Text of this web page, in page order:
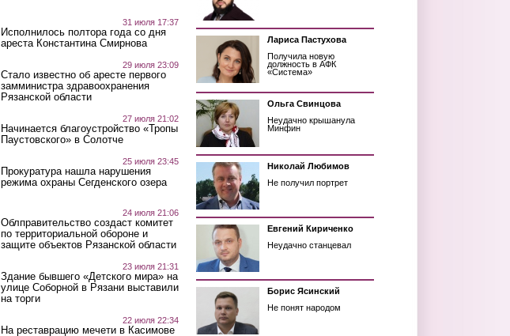
31 июля 17:37
Исполнилось полтора года со дня
ареста Константина Смирнова
29 июля 23:09
Стало известно об аресте первого
замминистра здравоохранения
Рязанской области
27 июля 21:02
Начинается благоустройство «Тропы
Паустовского» в Солотче
25 июля 23:45
Прокуратура нашла нарушения
режима охраны Сегденского озера
24 июля 21:06
Облправительство создаст комитет
по территориальной обороне и
защите объектов Рязанской области
23 июля 21:31
Здание бывшего «Детского мира» на
улице Соборной в Рязани выставили
на торги
22 июля 22:34
На реставрацию мечети в Касимове
Лариса Пастухова
Получила новую
должность в АФК
«Система»
Ольга Свинцова
Неудачно крышанула
Минфин
Николай Любимов
Не получил портрет
Евгений Кириченко
Неудачно станцевал
Борис Ясинский
Не понят народом